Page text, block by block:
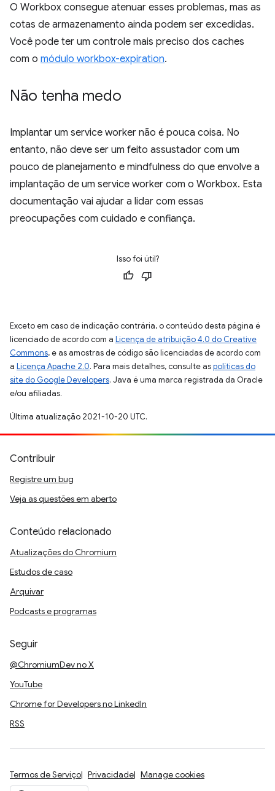
O Workbox consegue atenuar esses problemas, mas as
cotas de armazenamento ainda podem ser excedidas.
Você pode ter um controle mais preciso dos caches
com o módulo workbox-expiration.
Não tenha medo
Implantar um service worker não é pouca coisa. No
entanto, não deve ser um feito assustador com um
pouco de planejamento e mindfulness do que envolve a
implantação de um service worker com o Workbox. Esta
documentação vai ajudar a lidar com essas
preocupações com cuidado e confiança.
Isso foi útil?
Exceto em caso de indicação contrária, o conteúdo desta página é
licenciado de acordo com a Licença de atribuição 4.0 do Creative
Commons, e as amostras de código são licenciadas de acordo com
a Licença Apache 2.0. Para mais detalhes, consulte aspolíticas do
site do Google Developers. Java é uma marca registrada da Oracle
e/ou afiliadas.
Última atualização 2021-10-20 UTC.
Contribuir
Registre um bug
Veja as questões em aberto
Conteúdo relacionado
Atualizações do Chromium
Estudos de caso
Arquivar
Podcasts e programas
Seguir
@ChromiumDev no X
YouTube
Chrome for Developers no LinkedIn
RSS
Termos de Serviço Privacidade Manage cookies